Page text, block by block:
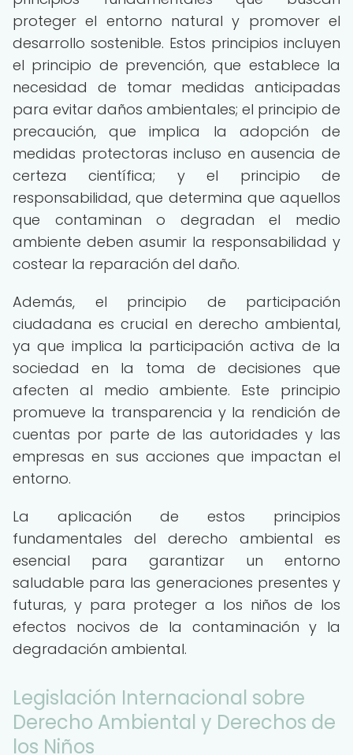
proteger el entorno natural y promover el
desarrollo sostenible. Estos principios incluyen
el principio de prevención, que establece la
necesidad de tomar medidas anticipadas
para evitar daños ambientales; el principio de
precaución, que implica la adopción de
medidas protectoras incluso en ausencia de
certeza científica; y el principio de
responsabilidad, que determina que aquellos
que contaminan o degradan el medio
ambiente deben asumir la responsabilidad y
costear la reparación del daño.
Además, el principio de participación
ciudadana es crucial en derecho ambiental,
ya que implica la participación activa de la
sociedad en la toma de decisiones que
afecten al medio ambiente. Este principio
promueve la transparencia y la rendición de
cuentas por parte de las autoridades y las
empresas en sus acciones que impactan el
entorno.
La aplicación de estos principios
fundamentales del derecho ambiental es
esencial para garantizar un entorno
saludable para las generaciones presentes y
futuras, y para proteger a los niños de los
efectos nocivos de la contaminación y la
degradación ambiental.
Legislación Internacional sobre
Derecho Ambiental y Derechos de
los Niños